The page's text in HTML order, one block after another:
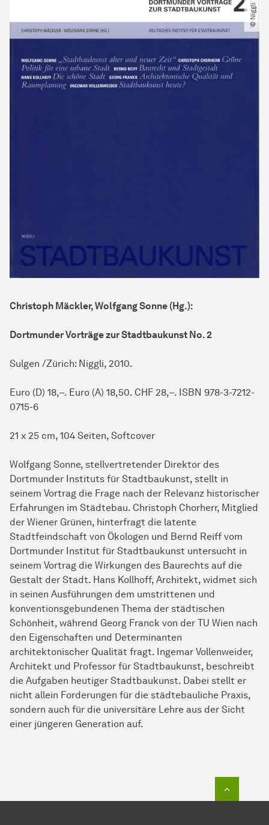
Christoph Mäckler, Wolfgang Sonne (Hg.):
Dortmunder Vorträge zur Stadtbaukunst No. 2
Sulgen /Zürich: Niggli, 2010.
Euro (D) 18,–. Euro (A) 18,50. CHF 28,–. ISBN 978-3-7212-
0715-6
21 x 25 cm, 104 Seiten, Softcover
Wolfgang Sonne, stellvertretender Direktor des
Dortmunder Instituts für Stadtbaukunst, stellt in
seinem Vortrag die Frage nach der Relevanz historischer
Erfahrungen im Städtebau. Christoph Chorherr, Mitglied
der Wiener Grünen, hinterfragt die latente
Stadtfeindschaft von Ökologen und Bernd Reiff vom
Dortmunder Institut für Stadtbaukunst untersucht in
seinem Vortrag die Wirkungen des Baurechts auf die
Gestalt der Stadt. Hans Kollhoff, Architekt, widmet sich
in seinen Ausführungen dem umstrittenen und
konventionsgebundenen Thema der städtischen
Schönheit, während Georg Franck von der TU Wien nach
den Eigenschaften und Determinanten
architektonischer Qualität fragt. Ingemar Vollenweider,
Architekt und Professor für Stadtbaukunst, beschreibt
die Aufgaben heutiger Stadtbaukunst. Dabei stellt er
nicht allein Forderungen für die städtebauliche Praxis,
sondern auch für die universitäre Lehre aus der Sicht
einer jüngeren Generation auf.
© Niggli